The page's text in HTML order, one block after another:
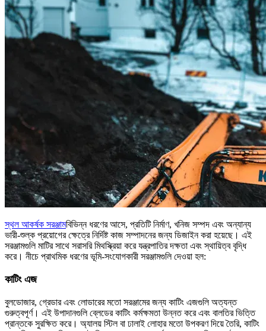
স্থল আকর্ষক সরঞ্জামবিভিন্ন ধরণের আসে, প্রতিটি নির্মাণ, খনিজ সম্পদ এবং অন্যান্য
ভারী-শুল্ক প্রয়োগের ক্ষেত্রে নির্দিষ্ট কাজ সম্পাদনের জন্য ডিজাইন করা হয়েছে। এই
সরঞ্জামগুলি মাটির সাথে সরাসরি মিথস্ক্রিয়া করে যন্ত্রপাতির দক্ষতা এবং স্থায়িত্ব বৃদ্ধি
করে। নীচে প্রাথমিক ধরণের ভূমি-সংযোগকারী সরঞ্জামগুলি দেওয়া হল:
কাটিং এজ
বুলডোজার, গ্রেডার এবং লোডারের মতো সরঞ্জামের জন্য কাটিং এজগুলি অত্যন্ত
গুরুত্বপূর্ণ। এই উপাদানগুলি ব্লেডের কাটিং কর্মক্ষমতা উন্নত করে এবং বালতির ভিত্তি
প্রান্তকে সুরক্ষিত করে। অ্যালয় স্টিল বা ঢালাই লোহার মতো উপকরণ দিয়ে তৈরি, কাটিং